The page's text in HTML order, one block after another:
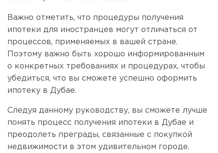
Важно отметить, что процедуры получения
ипотеки для иностранцев могут отличаться от
процессов, применяемых в вашей стране.
Поэтому важно быть хорошо информированным
о конкретных требованиях и процедурах, чтобы
убедиться, что вы сможете успешно оформить
ипотеку в Дубае.
Следуя данному руководству, вы сможете лучше
понять процесс получения ипотеки в Дубае и
преодолеть преграды, связанные с покупкой
недвижимости в этом удивительном городе.